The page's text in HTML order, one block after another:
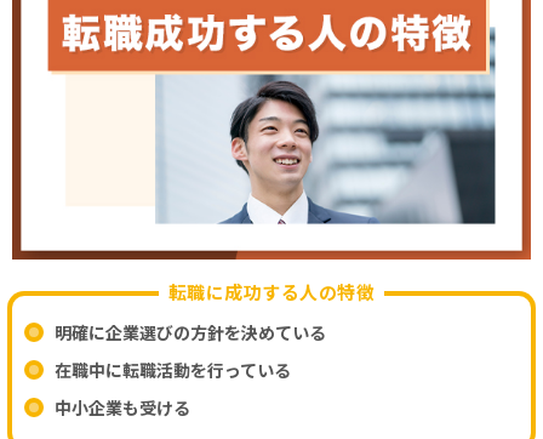
転職に成功する人の特徴
明確に企業選びの方針を決めている
在職中に転職活動を行っている
中小企業も受ける